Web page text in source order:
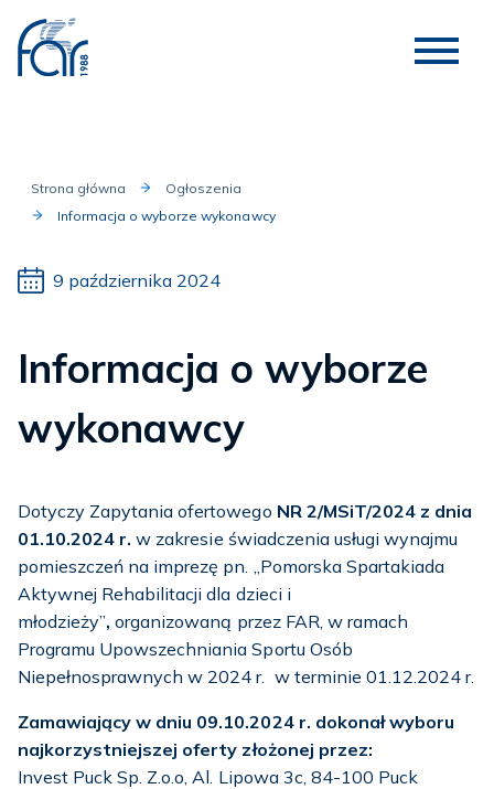
Strona główna
Ogłoszenia
Informacja o wyborze wykonawcy
9 października 2024
Informacja o wyborze
wykonawcy
Dotyczy Zapytania ofertowego NR 2/MSiT/2024 z dnia
01.10.2024 r. w zakresie świadczenia usługi wynajmu
pomieszczeń na imprezę pn. „Pomorska Spartakiada
Aktywnej Rehabilitacji dla dzieci i
młodzieży”, organizowaną przez FAR, w ramach
Programu Upowszechniania Sportu Osób
Niepełnosprawnych w 2024 r. w terminie 01.12.2024 r.
Zamawiający w dniu 09.10.2024 r. dokonał wyboru
najkorzystniejszej oferty złożonej przez:
Invest Puck Sp. Z.o.o, Al. Lipowa 3c, 84-100 Puck